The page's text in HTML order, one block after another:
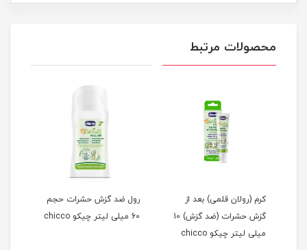
محصولات مرتبط
کرم (رولان قلمی) بعد از
گزش حشرات (ضد گزش) 10
میلی لیتر چیکو chicco
رول ضد گزش حشرات حجم
60 میلی لیتر چیکو chicco